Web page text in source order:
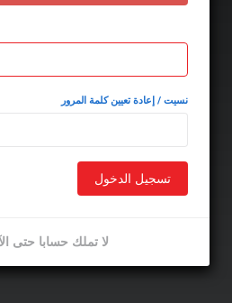
نسيت / إعادة تعيين كلمة المرور
تسجيل الدخول
لا تملك حسابا حتى